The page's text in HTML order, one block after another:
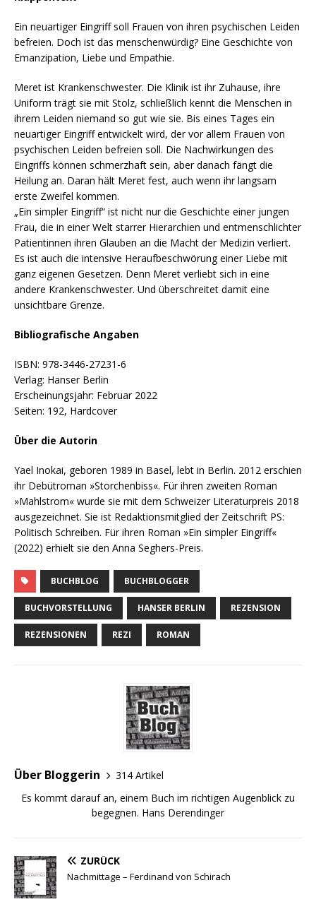
Ein neuartiger Eingriff soll Frauen von ihren psychischen Leiden
befreien. Doch ist das menschenwürdig? Eine Geschichte von
Emanzipation, Liebe und Empathie.
Meret ist Krankenschwester. Die Klinik ist ihr Zuhause, ihre
Uniform trägt sie mit Stolz, schließlich kennt die Menschen in
ihrem Leiden niemand so gut wie sie. Bis eines Tages ein
neuartiger Eingriff entwickelt wird, der vor allem Frauen von
psychischen Leiden befreien soll. Die Nachwirkungen des
Eingriffs können schmerzhaft sein, aber danach fängt die
Heilung an. Daran hält Meret fest, auch wenn ihr langsam
erste Zweifel kommen.
„Ein simpler Eingriff“ ist nicht nur die Geschichte einer jungen
Frau, die in einer Welt starrer Hierarchien und entmenschlichter
Patientinnen ihren Glauben an die Macht der Medizin verliert.
Es ist auch die intensive Heraufbeschwörung einer Liebe mit
ganz eigenen Gesetzen. Denn Meret verliebt sich in eine
andere Krankenschwester. Und überschreitet damit eine
unsichtbare Grenze.
Bibliografische Angaben
ISBN: 978-3446-27231-6
Verlag: Hanser Berlin
Erscheinungsjahr: Februar 2022
Seiten: 192, Hardcover
Über die Autorin
Yael Inokai, geboren 1989 in Basel, lebt in Berlin. 2012 erschien
ihr Debütroman »Storchenbiss«. Für ihren zweiten Roman
»Mahlstrom« wurde sie mit dem Schweizer Literaturpreis 2018
ausgezeichnet. Sie ist Redaktionsmitglied der Zeitschrift PS:
Politisch Schreiben. Für ihren Roman »Ein simpler Eingriff«
(2022) erhielt sie den Anna Seghers-Preis.
BUCHBLOG BUCHBLOGGER
BUCHVORSTELLUNG HANSER BERLIN REZENSION
REZENSIONEN REZI ROMAN
Über Bloggerin
314 Artikel
Es kommt darauf an, einem Buch im richtigen Augenblick zu
begegnen. Hans Derendinger
ZURÜCK
Nachmittage – Ferdinand von Schirach